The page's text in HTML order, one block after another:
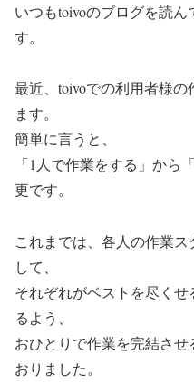
いつもtoivoのブログを読
す。
最近、toivoでの利用者様
ます。
簡単に言うと、
「1人で作業をする」から
更です。
これまでは、各人の作業
して、
それぞれがベストを尽く
るよう、
おひとりで作業を完結さ
おりました。